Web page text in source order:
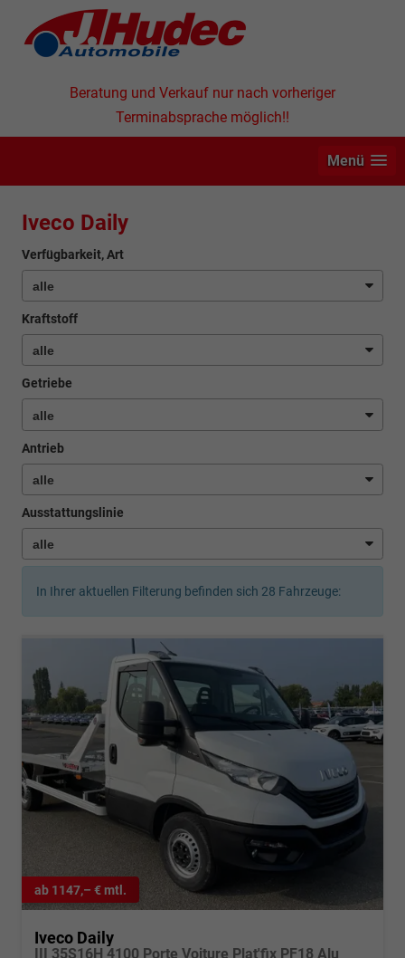
Beratung und Verkauf nur nach vorheriger
Terminabsprache möglich!!
Menü
Iveco Daily
Verfügbarkeit, Art
Kraftstoff
Getriebe
Antrieb
Ausstattungslinie
In Ihrer aktuellen Filterung befinden sich 28 Fahrzeuge:
ab 1147,– € mtl.
Iveco Daily
III 35S16H 4100 Porte Voiture Plat'fix PF18 Alu